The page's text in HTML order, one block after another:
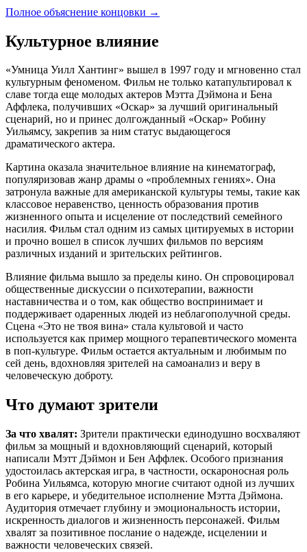
Полное объяснение концовки →
Культурное влияние
«Умница Уилл Хантинг» вышел в 1997 году и мгновенно стал
культурным феноменом. Фильм не только катапультировал к
славе тогда еще молодых актеров Мэтта Дэймона и Бена
Аффлека, получивших «Оскар» за лучший оригинальный
сценарий, но и принес долгожданный «Оскар» Робину
Уильямсу, закрепив за ним статус выдающегося
драматического актера.
Картина оказала значительное влияние на кинематограф,
популяризовав жанр драмы о «проблемных гениях». Она
затронула важные для американской культуры темы, такие как
классовое неравенство, ценность образования против
жизненного опыта и исцеление от последствий семейного
насилия. Фильм стал одним из самых цитируемых в истории
и прочно вошел в список лучших фильмов по версиям
различных изданий и зрительских рейтингов.
Влияние фильма вышло за пределы кино. Он спровоцировал
общественные дискуссии о психотерапии, важности
наставничества и о том, как общество воспринимает и
поддерживает одаренных людей из неблагополучной среды.
Сцена «Это не твоя вина» стала культовой и часто
используется как пример мощного терапевтического момента
в поп-культуре. Фильм остается актуальным и любимым по
сей день, вдохновляя зрителей на самоанализ и веру в
человеческую доброту.
Что думают зрители
За что хвалят: Зрители практически единодушно восхваляют
фильм за мощный и вдохновляющий сценарий, который
написали Мэтт Дэймон и Бен Аффлек. Особого признания
удостоилась актерская игра, в частности, оскароносная роль
Робина Уильямса, которую многие считают одной из лучших
в его карьере, и убедительное исполнение Мэтта Дэймона.
Аудитория отмечает глубину и эмоциональность истории,
искренность диалогов и жизненность персонажей. Фильм
хвалят за позитивное послание о надежде, исцелении и
важности человеческих связей.